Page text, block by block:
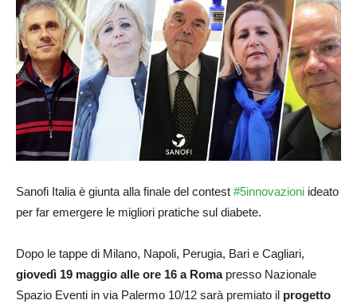
Sanofi Italia è giunta alla finale del contest #5innovazioni ideato
per far emergere le migliori pratiche sul diabete.
Dopo le tappe di Milano, Napoli, Perugia, Bari e Cagliari,
giovedì 19 maggio alle ore 16 a Romapresso Nazionale
Spazio Eventi in via Palermo 10/12 sarà premiato il progetto